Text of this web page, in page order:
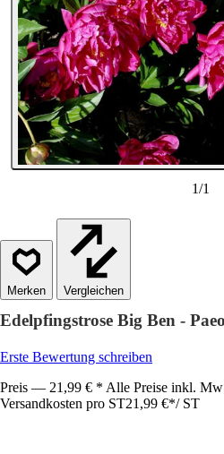
1/1
Vergleichen
Edelpfingstrose Big Ben -
Erste Bewertung schreiben
Preis — 21,99 € * Alle Preise inkl.
Versandkosten pro ST21,99 €*/ ST